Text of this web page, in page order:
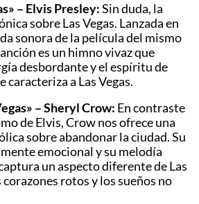
– Elvis Presley:Sin duda, la
sobre Las Vegas. Lanzada en
sonora de la película del mismo
es un himno vivaz que
desbordante y el espíritu de
caracteriza a Las Vegas.
– Sheryl Crow: En contraste
de Elvis, Crow nos ofrece una
sobre abandonar la ciudad. Su
emocional y su melodía
un aspecto diferente de Las
corazones rotos y los sueños no